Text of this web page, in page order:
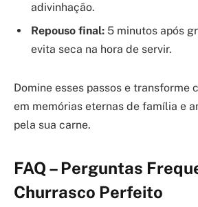
adivinhação.
Repouso final: 5 minutos após
evita seca na hora de servir.
Domine esses passos e transforme
em memórias eternas de família e
pela sua carne.
FAQ – Perguntas
Churrasco Perfeito